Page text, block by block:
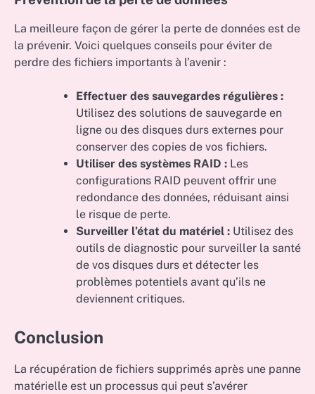
La meilleure façon de gérer la perte de données est de
la prévenir. Voici quelques conseils pour éviter de
perdre des fichiers importants à l’avenir :
Effectuer des sauvegardes régulières :
Utilisez des solutions de sauvegarde en
ligne ou des disques durs externes pour
conserver des copies de vos fichiers.
Utiliser des systèmes RAID : Les
configurations RAID peuvent offrir une
redondance des données, réduisant ainsi
le risque de perte.
Surveiller l’état du matériel : Utilisez des
outils de diagnostic pour surveiller la santé
de vos disques durs et détecter les
problèmes potentiels avant qu’ils ne
deviennent critiques.
Conclusion
La récupération de fichiers supprimés après une panne
matérielle est un processus qui peut s’avérer